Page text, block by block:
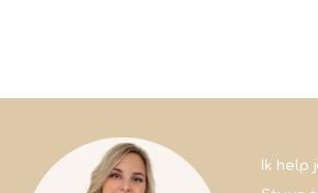
Ik help